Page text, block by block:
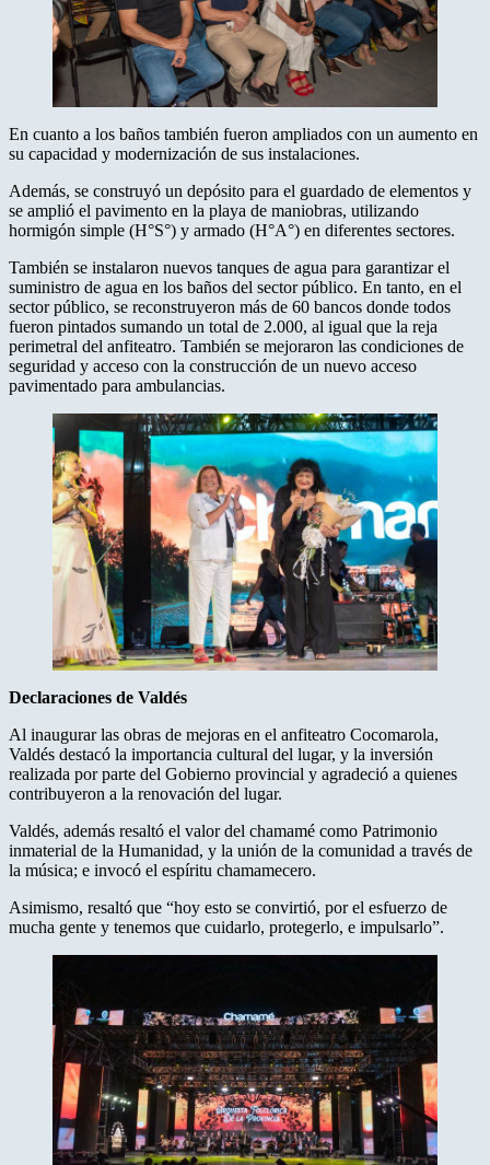
En cuanto a los baños también fueron ampliados con un aumento en
su capacidad y modernización de sus instalaciones.
Además, se construyó un depósito para el guardado de elementos y
se amplió el pavimento en la playa de maniobras, utilizando
hormigón simple (H°S°) y armado (H°A°) en diferentes sectores.
También se instalaron nuevos tanques de agua para garantizar el
suministro de agua en los baños del sector público. En tanto, en el
sector público, se reconstruyeron más de 60 bancos donde todos
fueron pintados sumando un total de 2.000, al igual que la reja
perimetral del anfiteatro. También se mejoraron las condiciones de
seguridad y acceso con la construcción de un nuevo acceso
pavimentado para ambulancias.
Declaraciones de Valdés
Al inaugurar las obras de mejoras en el anfiteatro Cocomarola,
Valdés destacó la importancia cultural del lugar, y la inversión
realizada por parte del Gobierno provincial y agradeció a quienes
contribuyeron a la renovación del lugar.
Valdés, además resaltó el valor del chamamé como Patrimonio
inmaterial de la Humanidad, y la unión de la comunidad a través de
la música; e invocó el espíritu chamamecero.
Asimismo, resaltó que “hoy esto se convirtió, por el esfuerzo de
mucha gente y tenemos que cuidarlo, protegerlo, e impulsarlo”.